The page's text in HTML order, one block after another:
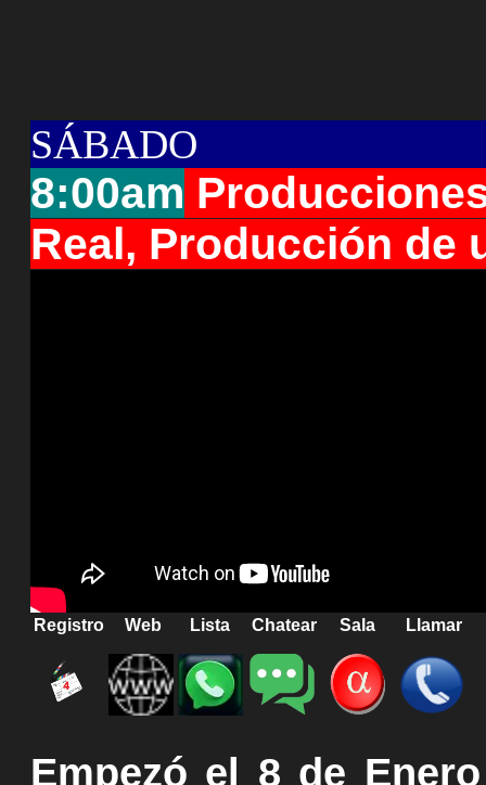
SÁBADO
8:00am
Real, Producción de
Registro Web Lista Chatear Sala Llamar
Empezó el 8 de Enero